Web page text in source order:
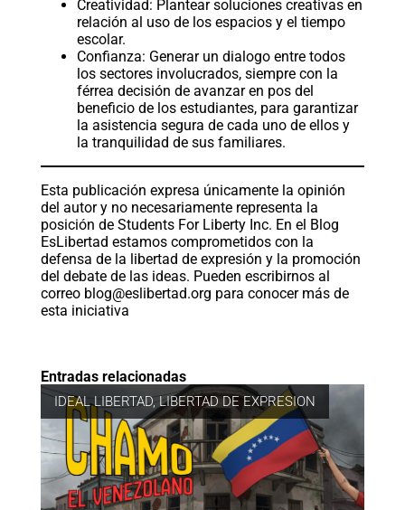
Creatividad: Plantear soluciones creativas en
relación al uso de los espacios y el tiempo
escolar.
Confianza: Generar un dialogo entre todos
los sectores involucrados, siempre con la
férrea decisión de avanzar en pos del
beneficio de los estudiantes, para garantizar
la asistencia segura de cada uno de ellos y
la tranquilidad de sus familiares.
Esta publicación expresa únicamente la opinión
del autor y no necesariamente representa la
posición de Students For Liberty Inc. En el Blog
EsLibertad estamos comprometidos con la
defensa de la libertad de expresión y la promoción
del debate de las ideas. Pueden escribirnos al
correo blog@eslibertad.org para conocer más de
esta iniciativa
Entradas relacionadas
IDEAL LIBERTAD, LIBERTAD DE EXPRESION